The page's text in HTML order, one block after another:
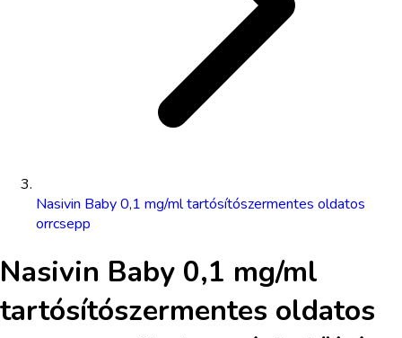
Nasivin Baby 0,1 mg/ml tartósítószermentes oldatos
orrcsepp
Nasivin Baby 0,1 mg/ml
tartósítószermentes oldatos